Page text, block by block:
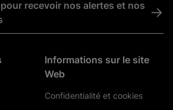
recevoir nos alertes et nos ->
Informations sur le site
Web
Confidentialité et cookies